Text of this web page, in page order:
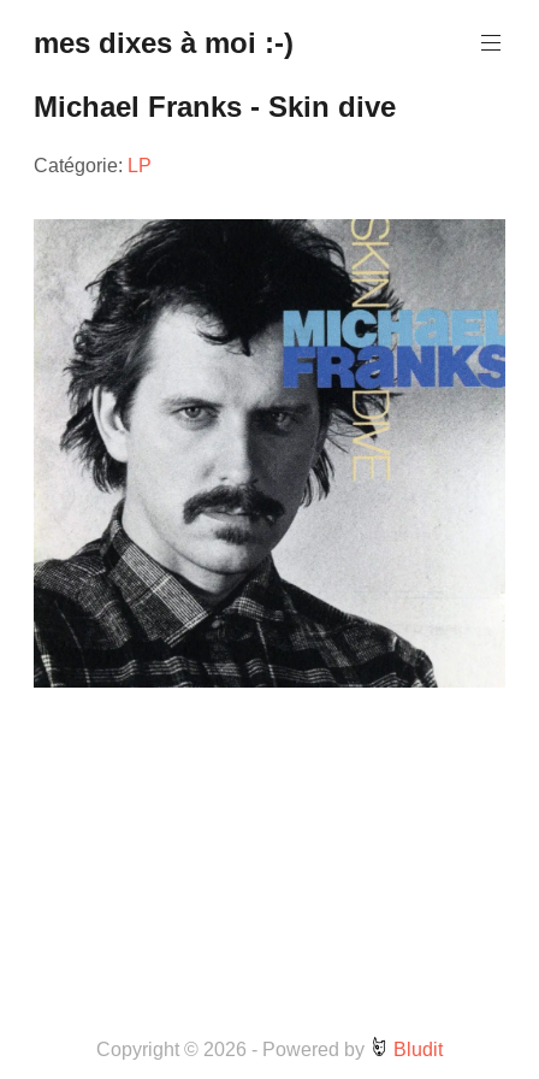
mes dixes à moi :-)
Michael Franks - Skin dive
Catégorie: LP
Copyright © 2026 - Powered by Bludit